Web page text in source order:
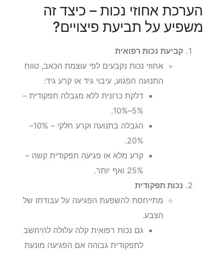
הערכת אחוזי נכות – כיצד זה
משפיע על תביעת פיצויים?
קביעת נכות רפואית
אחוזי נכות נקבעים לפי עוצמת הכאב, טווח
התנועה הפגוע, עיבוי גיד או קרע גיד:
דלקת כרונית ללא מגבלה תפקודית –
5%–10%.
הגבלה בתנועה וקרע חלקי – 10%–
20%.
קרע מלא או פגיעה תפקודית קשה –
25% ואף יותר.
נכות תפקודית
מתייחסת להשפעת הפגיעה על עבודתו של
הצבע.
גם נכות רפואית קלה עלולה להיחשב
לתפקודית גבוהה אם הפגיעה מונעת